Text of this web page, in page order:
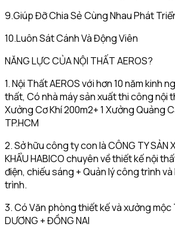
9.Giúp Đỡ Chia Sẻ Cùng Nhau Phát
10.Luôn Sát Cánh Và Động Viên
NĂNG LỰC CỦA NỘI THẤT AEROS?
1. Nội Thất AEROS với hơn 10 năm kinh
thất, Có nhà máy sản xuất thi công nội
Xưởng Cơ Khí 200m2+ 1 Xưởng Quảng
TP.HCM
2. Sở hữu công ty con là CÔNG TY SẢN
KHẨU HABICO chuyên về thiết kế nội
điện, chiếu sáng + Quản lý công trình
trình.
3. Có Văn phòng thiết kế và xưởng mộc
DƯƠNG + ĐỒNG NAI